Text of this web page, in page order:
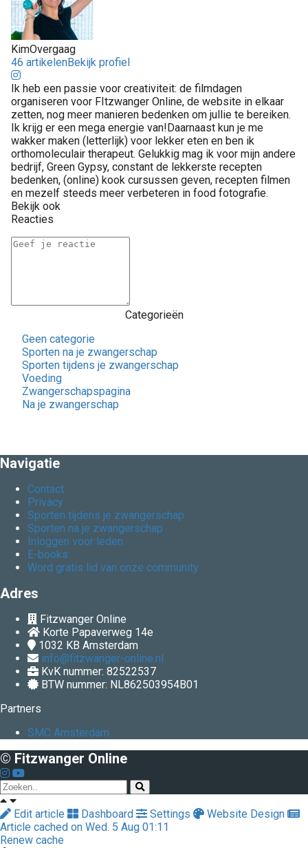
KimOvergaag
46 artikelenBekijk profiel
Ik heb een passie voor creativiteit: de filmdagen
organiseren voor FItzwanger Online, de website in elkaar
zetten, nog meer manieren bedenken om jullie te bereiken.
Ik krijg er een mega energie van!Daarnaast kun je me
wakker maken (letterlijk) voor lekker eten en ben ik
orthomoleculair therapeut. Gelukkig mag ik voor mijn andere
bedrijf, Green Gypsy, constant de lekkerste recepten
bedenken, (online) kook cursussen geven, recepten filmen
en mezelf steeds meer verbeteren in food fotografie.
Bekijk ook
Reacties
Categorieën
Geen categorie
Sporten na je zwangerschap
Sporten tijdens je zwangerschap
Voeding
Zwangerschapspagina
Na je zwangerschap
Navigatie
Contact
Privacy
Sporten tijdens je zwangerschap
Sporten na je zwangerschap
Inloggen voor leden
E-books
Word gratis lid van onze community
Adres
Fitzwanger Online
Korte Papaverweg 14e
1032 KB Amsterdam
info@fitzwanger-online.nl
KvK nummer: 82522537
BTW nummer: NL862503954B01
Partners
SMC Amsterdam
© Fitzwanger Online
Edit article Dashboard Settings
Website Design
Article cached on Wed. 5 Aug 01:11
Renew cache